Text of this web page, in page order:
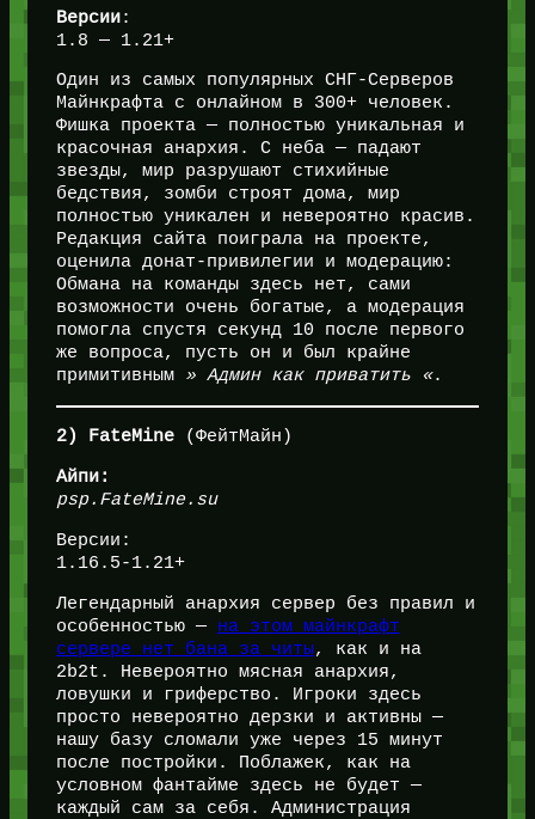
Версии:
1.8 — 1.21+
Один из самых популярных СНГ-Серверов
Майнкрафта с онлайном в 300+ человек.
Фишка проекта — полностью уникальная и
красочная анархия. С неба — падают
звезды, мир разрушают стихийные
бедствия, зомби строят дома, мир
полностью уникален и невероятно красив.
Редакция сайта поиграла на проекте,
оценила донат-привилегии и модерацию:
Обмана на команды здесь нет, сами
возможности очень богатые, а модерация
помогла спустя секунд 10 после первого
же вопроса, пусть он и был крайне
примитивным » Админ как приватить «.
2) FateMine(ФейтМайн)
Айпи:
psp.FateMine.su
Версии:
1.16.5-1.21+
Легендарный анархия сервер без правил и
особенностью — на этом майнкрафт
сервере нет бана за читы, как и на
2b2t. Невероятно мясная анархия,
ловушки и гриферство. Игроки здесь
просто невероятно дерзки и активны —
нашу базу сломали уже через 15 минут
после постройки. Поблажек, как на
условном фантайме здесь не будет —
каждый сам за себя. Администрация